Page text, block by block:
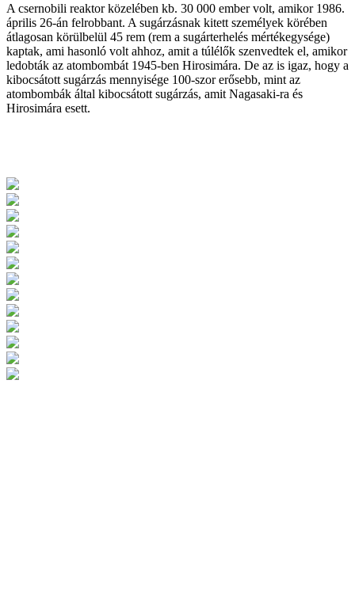
A csernobili reaktor közelében kb. 30 000 ember volt, amikor 1986.
április 26-án felrobbant. A sugárzásnak kitett személyek körében
átlagosan körülbelül 45 rem (rem a sugárterhelés mértékegysége)
kaptak, ami hasonló volt ahhoz, amit a túlélők szenvedtek el, amikor
ledobták az atombombát 1945-ben Hirosimára. De az is igaz, hogy a
kibocsátott sugárzás mennyisége 100-szor erősebb, mint az
atombombák által kibocsátott sugárzás, amit Nagasaki-ra és
Hirosimára esett.